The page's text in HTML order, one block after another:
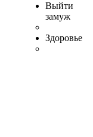
Выйти
замуж
Здоровье